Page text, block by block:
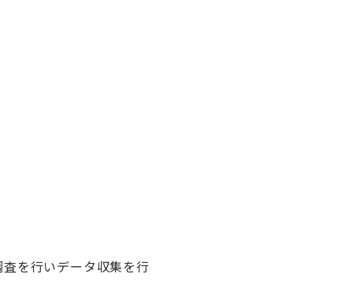
を行いデータ収集を行